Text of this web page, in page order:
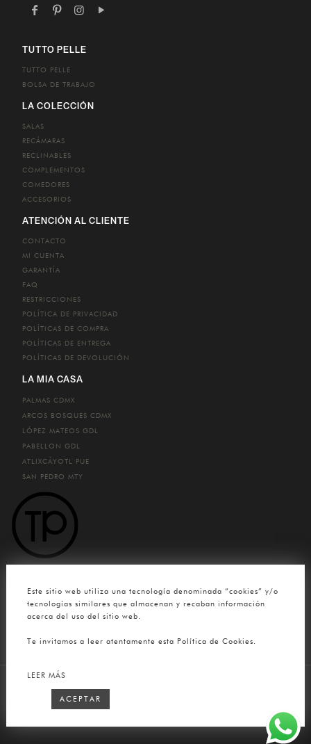
TUTTO PELLE
TUTTO PELLE
BOLSA DE TRABAJO
LA COLECCIÓN
SALAS
RECÁMARAS
RECLINABLES
COMPLEMENTOS
COMEDORES
ACCESORIOS
ATENCIÓN AL CLIENTE
CONTACTO
MI CUENTA
GARANTÍA
FAQ
RESTRICCIONES
POLÍTICA DE PRIVACIDAD
POLÍTICAS DE COMPRA
POLÍTICAS DE ENTREGA
POLÍTICAS DE DEVOLUCIÓN
LA MIA CASA
PALMAS CDMX
ARCOS BOSQUES CDMX
LÓPEZ MATEOS GDL
PABELLON GDL
ATLIXCÁYOTL PUE
SAN PEDRO MTY
(33) 4780 0904
contacto@tuttopelle.mx
Este sitio web utiliza una tecnología denominada “cookies” y/o
tecnologías similares que almacenan y recaban información
acerca del uso del sitio web.
Te invitamos a leer atentamente esta Política de Cookies.
LEER MÁS
ACEPTAR